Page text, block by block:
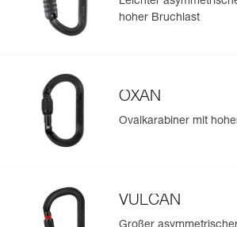
Sehen Sie sich die Geschichte eines
Herstellungsdatum an.hoher Bruchlast
OXAN
Ovalkarabiner mit
VULCAN